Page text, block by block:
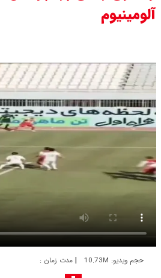
سنتی
دهد؟
بنزین برای
درصد
آلومینیوم
حجم ویدیو: 10.73M |مدت زمان :